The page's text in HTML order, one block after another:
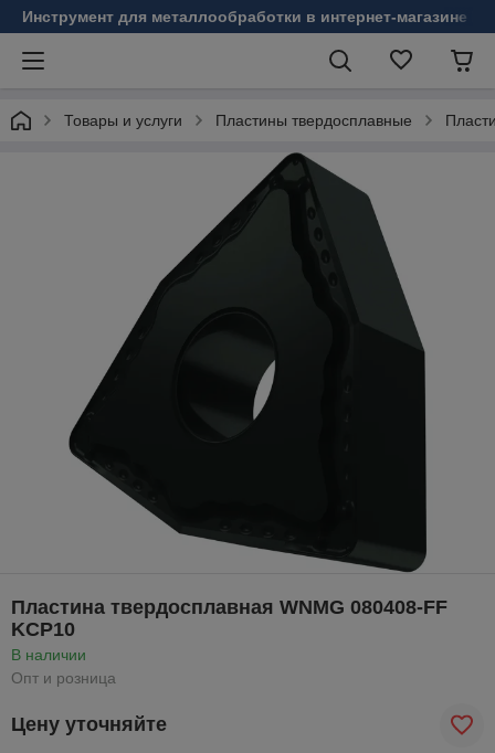
Инструмент для металлообработки в интернет-магазине
Товары и услуги Пластины твердосплавные
Пластина твердосплавная WNMG 080408-FF
KСР10
В наличии
Опт и розница
Цену уточняйте